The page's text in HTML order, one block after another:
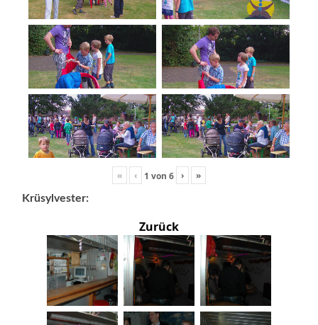
« ‹ 1 von 6 › »
Krüsylvester:
Zurück